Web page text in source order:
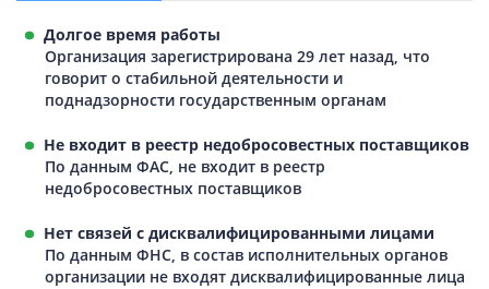
Долгое время работы
Организация зарегистрирована 29 лет назад, что
говорит о стабильной деятельности и
поднадзорности государственным органам
Не входит в реестр недобросовестных поставщиков
По данным ФАС, не входит в реестр
недобросовестных поставщиков
Нет связей с дисквалифицированными лицами
По данным ФНС, в состав исполнительных органов
организации не входят дисквалифицированные лица